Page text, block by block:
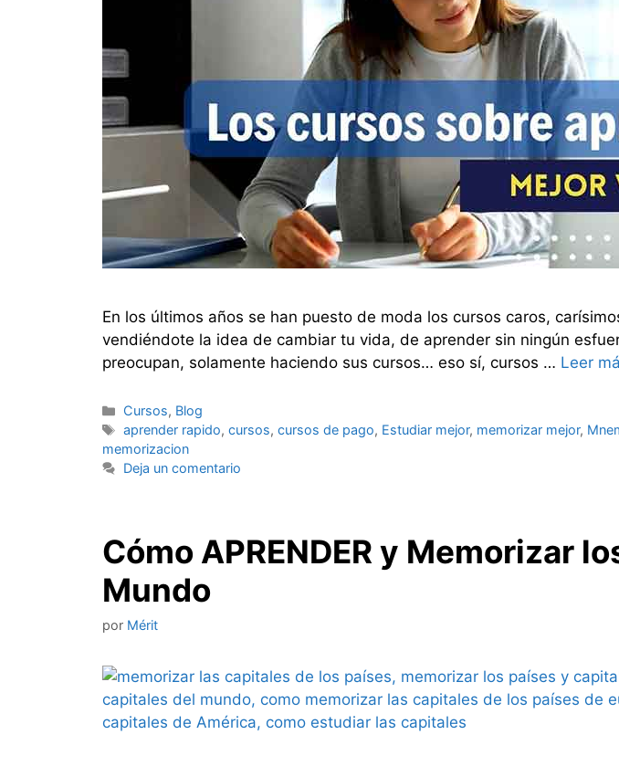
En los últimos años se han puesto de moda los cursos caros,
vendiéndote la idea de cambiar tu vida, de aprender sin ningún
preocupan, solamente haciendo sus cursos… eso sí, cursos … Leer
Categorías
Cursos, Blog
Etiquetas
aprender rapido,cursos,cursos de pago, Estudiar mejor, memorizar mejor,
memorizacion
Deja un comentario
Cómo APRENDER y Memorizar
Mundo
por Mérit